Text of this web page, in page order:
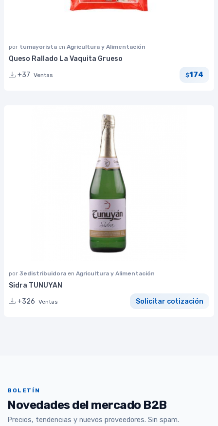
por tumayorista en Agricultura y Alimentación
Queso Rallado La Vaquita Grueso
+37 Ventas $174
por 3edistribuidora en Agricultura y Alimentación
Sidra TUNUYAN
+326 Ventas Solicitar cotización
BOLETÍN
Novedades del mercado B2B
Precios, tendencias y nuevos proveedores. Sin spam.